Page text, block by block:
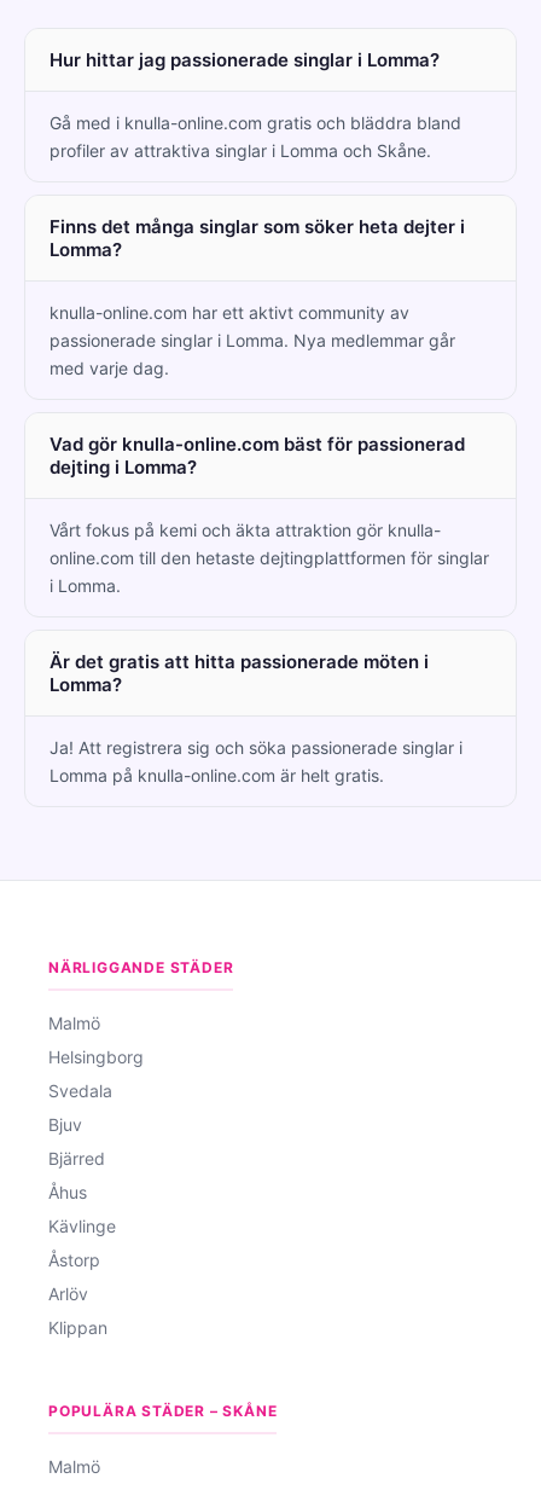
Hur hittar jag passionerade singlar i Lomma?
Gå med i knulla-online.com gratis och bläddra bland
profiler av attraktiva singlar i Lomma och Skåne.
Finns det många singlar som söker heta dejter i
Lomma?
knulla-online.com har ett aktivt community av
passionerade singlar i Lomma. Nya medlemmar går
med varje dag.
Vad gör knulla-online.com bäst för passionerad
dejting i Lomma?
Vårt fokus på kemi och äkta attraktion gör knulla-
online.com till den hetaste dejtingplattformen för singlar
i Lomma.
Är det gratis att hitta passionerade möten i
Lomma?
Ja! Att registrera sig och söka passionerade singlar i
Lomma på knulla-online.com är helt gratis.
NÄRLIGGANDE STÄDER
Malmö
Helsingborg
Svedala
Bjuv
Bjärred
Åhus
Kävlinge
Åstorp
Arlöv
Klippan
POPULÄRA STÄDER – SKÅNE
Malmö